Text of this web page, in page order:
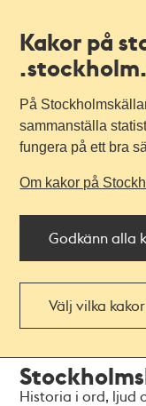
Kakor på
På
sammanställa
fungera på ett bra
Om kakor på
Godkänn alla
Välj vilka
navigationen
huvudinnehållet
Historia i ord, ljud